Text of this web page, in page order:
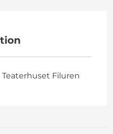
Teaterhuset Filuren